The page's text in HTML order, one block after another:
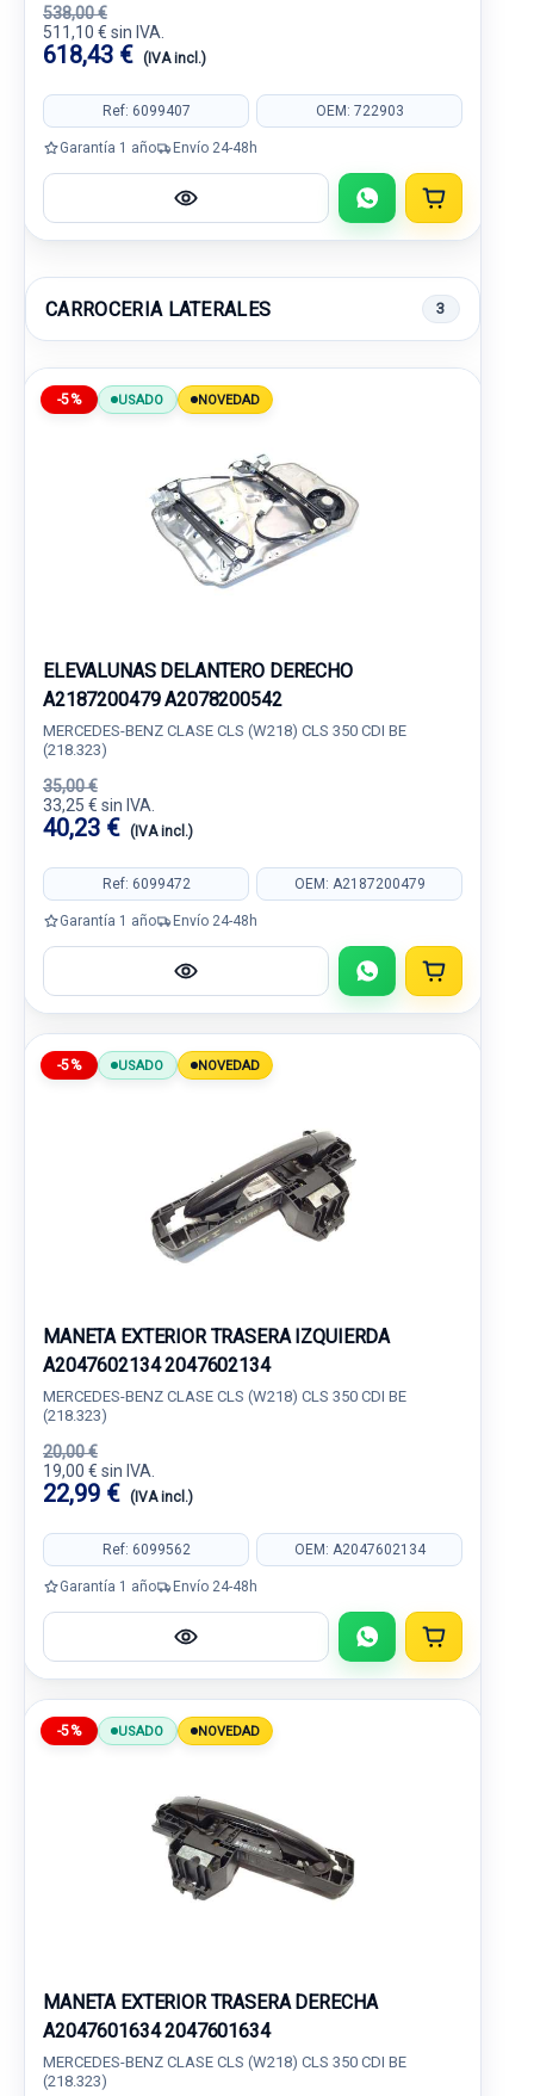
538,00 €
511,10 € sin IVA.
618,43 € (IVA incl.)
Ref: 6099407 OEM: 722903
Garantía 1 año Envío 24-48h
CARROCERIA LATERALES 3
-5% USADO NOVEDAD
ELEVALUNAS DELANTERO DERECHO
A2187200479 A2078200542
MERCEDES-BENZ CLASE CLS (W218) CLS 350 CDI BE
(218.323)
35,00 €
33,25 € sin IVA.
40,23 € (IVA incl.)
Ref: 6099472 OEM: A2187200479
Garantía 1 año Envío 24-48h
-5% USADO NOVEDAD
MANETA EXTERIOR TRASERA IZQUIERDA
A2047602134 2047602134
MERCEDES-BENZ CLASE CLS (W218) CLS 350 CDI BE
(218.323)
20,00 €
19,00 € sin IVA.
22,99 € (IVA incl.)
Ref: 6099562 OEM: A2047602134
Garantía 1 año Envío 24-48h
-5% USADO NOVEDAD
MANETA EXTERIOR TRASERA DERECHA
A2047601634 2047601634
MERCEDES-BENZ CLASE CLS (W218) CLS 350 CDI BE
(218.323)